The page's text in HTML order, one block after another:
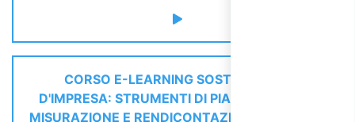
CORSO E-LEARNING SOSTENIBILITÀ
D'IMPRESA: STRUMENTI DI PIANIFICAZIONE,
MISURAZIONE E RENDICONTAZIONE. BILANCIO